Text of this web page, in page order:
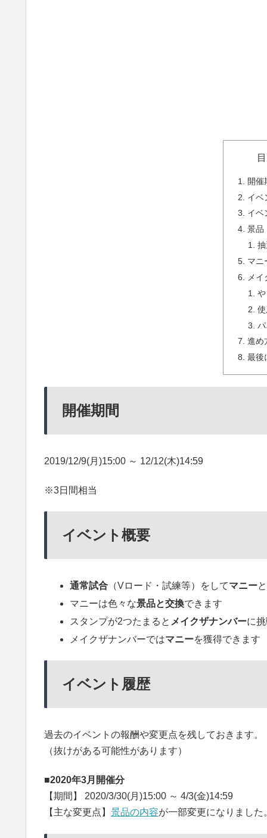
開催
イベ
イベ
景品
マニ
メ
進め
最後
開催期間
2019/12/9(月)15:00 ～ 12/12(木)14:59
※3日間相当
イベント概要
通常試合 （Vロード・試練等）をしてマニーと
マニーは色々な景品と交換できます
スタンプが2つたまると メイクザナンバーに
メイクザナンバーではマニーを獲得できます
イベント履歴
過去のイベントの報酬や変更点を残しておきます。
（抜けがある可能性があります）
■2020年3月開催分
【期間】 2020/3/30(月)15:00 ～ 4/3(金)14:59
【主な変更点】 景品の内容が一部変更になりました